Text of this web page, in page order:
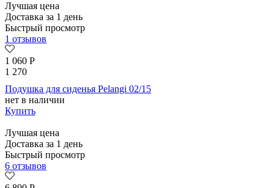
Лучшая цена
Доставка за 1 день
Быстрый просмотр
1 отзывов
1 060 Р
1 270
Подушка для сиденья Pelangi 02/15
нет в наличии
Купить
Лучшая цена
Доставка за 1 день
Быстрый просмотр
6 отзывов